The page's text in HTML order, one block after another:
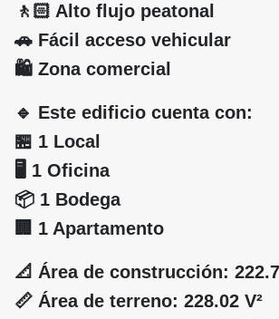
🚶🏻 Alto flujo peatonal
🚗 Fácil acceso vehicular
🛍️ Zona comercial
🔹 Este edificio cuenta con:
🏪 1 Local
🖥️ 1 Oficina
📦 1 Bodega
🏢 1 Apartamento
📐 Área de construcción:
📏 Área de terreno: 228.02 V²